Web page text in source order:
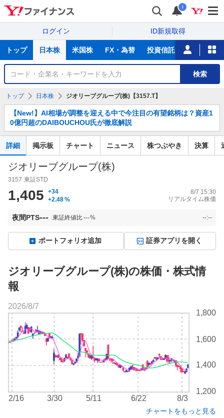
i
ログイン ID新規取得
サ
トップ 日本株 米国株 FX・為替 投資信託 ニュース
銘
検
検索
トップ 日本株 ジオリーブグループ(株)【3157.T】
知
ら
せ
【New!】AI相場が調整を迎える中で今注目の有望銘柄は？資産1
0億円超のDAIBOUCHOU氏が徹底解説
詳細 掲示板 チャート ニュース 株つぶやき 決算
ジオリーブグループ(株)
3157 東証STD
1,405
+34
+2.48%
8/7 15:30
リアルタイム株価
夜間PTS--- 東証終値比---% --:--
ポートフォリオ追加 証券アプリを開く
ジオリーブグループ(株)の株価・株式情
報
1,200
1,400
1,600
1,800
2/16 3/30 5/11 6/22 8/3
2026/8/7
チャートをもっと見る